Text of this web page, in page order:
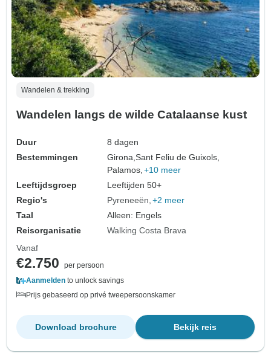
Wandelen & trekking
Wandelen langs de wilde Catalaanse kust
Duur
8 dagen
Bestemmingen
Girona,Sant Feliu de Guixols,
Palamos, +10 meer
Leeftijdsgroep
Leeftijden 50+
Regio's
Pyreneeën +2 meer
Taal
Alleen: Engels
Reisorganisatie
Walking Costa Brava
Vanaf
€2.750
per persoon
Aanmelden to unlock savings
Prijs gebaseerd op privé tweepersoonskamer
Bekijk reis
Download brochure